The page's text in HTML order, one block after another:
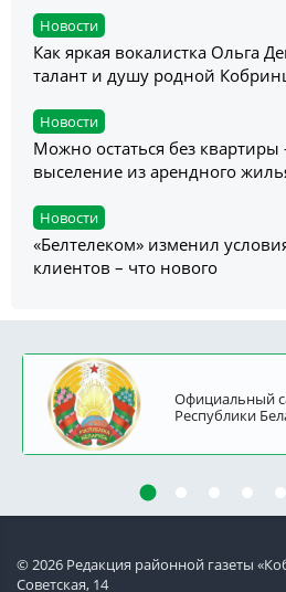
Новости
Как яркая вокалистка Ольга
талант и душу родной
Новости
Можно остаться без квартиры
выселение из арендного
Новости
«Белтелеком» изменил
клиентов – что нового
Официальный
Республики
© 2026 Редакция районной газеты
Советская, 14